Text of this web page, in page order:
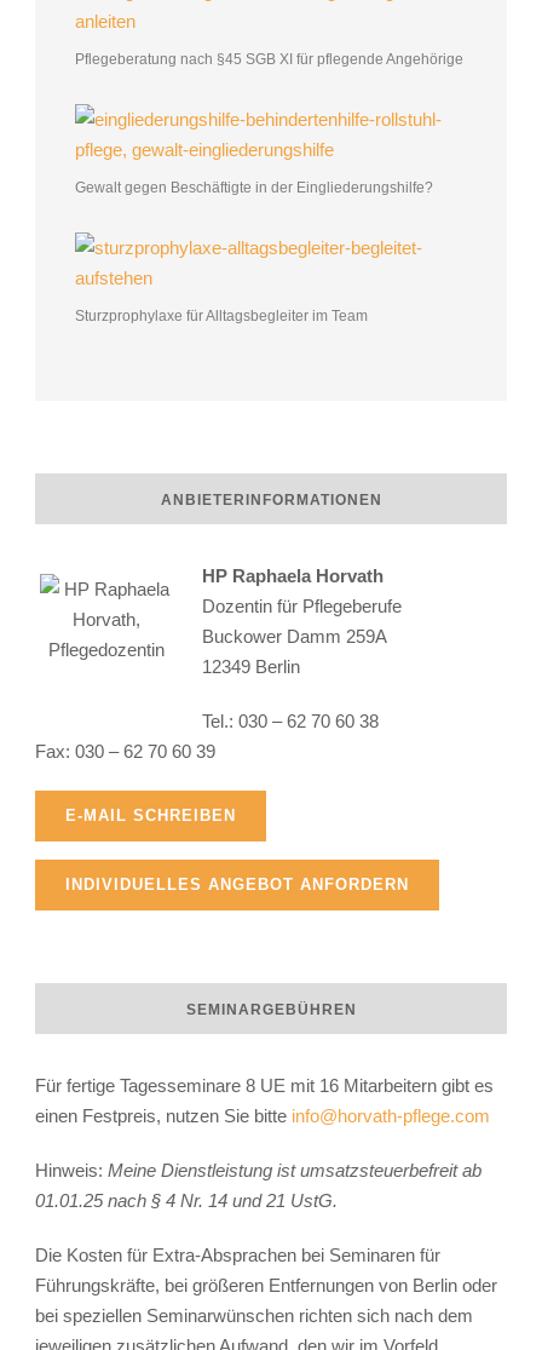
Pflegeberatung nach §45 SGB XI für pflegende Angehörige
Gewalt gegen Beschäftigte in der Eingliederungshilfe?
Sturzprophylaxe für Alltagsbegleiter im Team
ANBIETERINFORMATIONEN
HP Raphaela Horvath
Dozentin für Pflegeberufe
Buckower Damm 259A
12349 Berlin
Tel.: 030 – 62 70 60 38
Fax: 030 – 62 70 60 39
E-MAIL SCHREIBEN
INDIVIDUELLES ANGEBOT ANFORDERN
SEMINARGEBÜHREN
Für fertige Tagesseminare 8 UE mit 16 Mitarbeitern gibt es
einen Festpreis, nutzen Sie bitte info@horvath-pflege.com
Hinweis: Meine Dienstleistung ist umsatzsteuerbefreit ab
01.01.25 nach § 4 Nr. 14 und 21 UstG.
Die Kosten für Extra-Absprachen bei Seminaren für
Führungskräfte, bei größeren Entfernungen von Berlin oder
bei speziellen Seminarwünschen richten sich nach dem
jeweiligen zusätzlichen Aufwand, den wir im Vorfeld